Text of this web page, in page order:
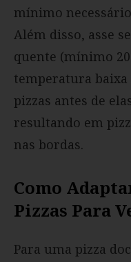
mínimo
Além disso, asse
quente (mínimo
temperatura baixa
pizzas antes de
resultando em
nas bordas.
Como
Pizzas Para
Para uma pizza